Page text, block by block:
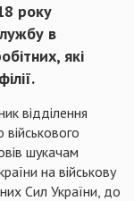
року
в
які
філії.
відділення
шукачам
на військову
Сил України, до